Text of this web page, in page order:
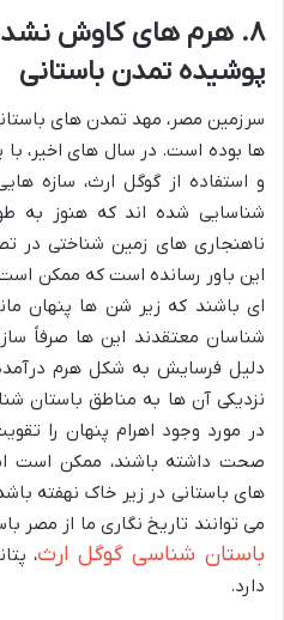
۸. هرم های کاوش
پوشیده تمدن باستانی
سرزمین مصر، مهد تمدن های
ها بوده است. در سال های اخیر،
و استفاده از گوگل ارث، سازه
شناسایی شده اند که هنوز به
ناهنجاری های زمین شناختی در
این باور رسانده است که ممکن است
ای باشند که زیر شن ها پنهان
شناسان معتقدند این ها صرفاً
دلیل فرسایش به شکل هرم
نزدیکی آن ها به مناطق باستان
در مورد وجود اهرام پنهان را
صحت داشته باشند، ممکن است
های باستانی در زیر خاک نهفته
می توانند تاریخ نگاری ما از مصر
باستان شناسی گوگل ارث،
دارد.